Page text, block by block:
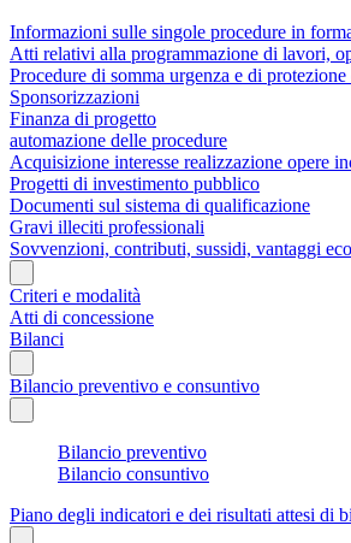
Informazioni sulle singole procedure in
Atti relativi alla programmazione di lavori,
Procedure di somma urgenza e di
Sponsorizzazioni
Finanza di progetto
automazione delle procedure
Acquisizione interesse realizzazione opere
Progetti di investimento pubblico
Documenti sul sistema di qualificazione
Gravi illeciti professionali
Sovvenzioni, contributi, sussidi, vantaggi
Criteri e modalità
Atti di concessione
Bilanci
Bilancio preventivo e consuntivo
Bilancio preventivo
Bilancio consuntivo
Piano degli indicatori e dei risultati attesi di